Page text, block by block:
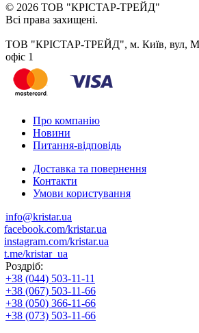
© 2026 ТОВ "КРІСТАР-ТРЕЙД"
Всі права захищені.
ТОВ "КРІСТАР-ТРЕЙД", м. Київ, вул,
офіс 1
Про компанію
Новини
Питання-відповідь
Доставка та повернення
Контакти
Умови користування
info@kristar.ua
facebook.com/kristar.ua
instagram.com/kristar.ua
t.me/kristar_ua
Роздріб:
+38 (044) 503-11-11
+38 (067) 503-11-66
+38 (050) 366-11-66
+38 (073) 503-11-66